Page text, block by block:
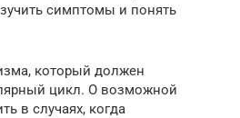
симптомы и понять
который должен
цикл. О возможной
в случаях, когда